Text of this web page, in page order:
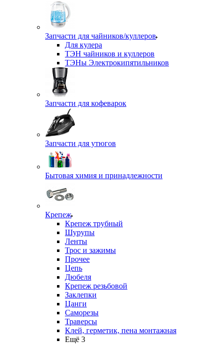
Запчасти для чайников/куллеров
Для кулера
ТЭН чайников и куллеров
ТЭНы Электрокипятильников
Запчасти для кофеварок
Запчасти для утюгов
Бытовая химия и принадлежности
Крепеж
Крепеж трубный
Шурупы
Ленты
Трос и зажимы
Прочее
Цепь
Дюбеля
Крепеж резьбовой
Заклепки
Цанги
Саморезы
Траверсы
Клей, герметик, пена монтажная
Ещё 3